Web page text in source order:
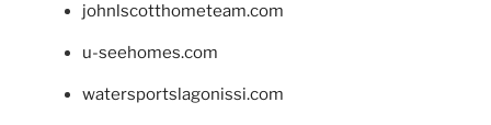
johnlscotthometeam.com
u-seehomes.com
watersportslagonissi.com